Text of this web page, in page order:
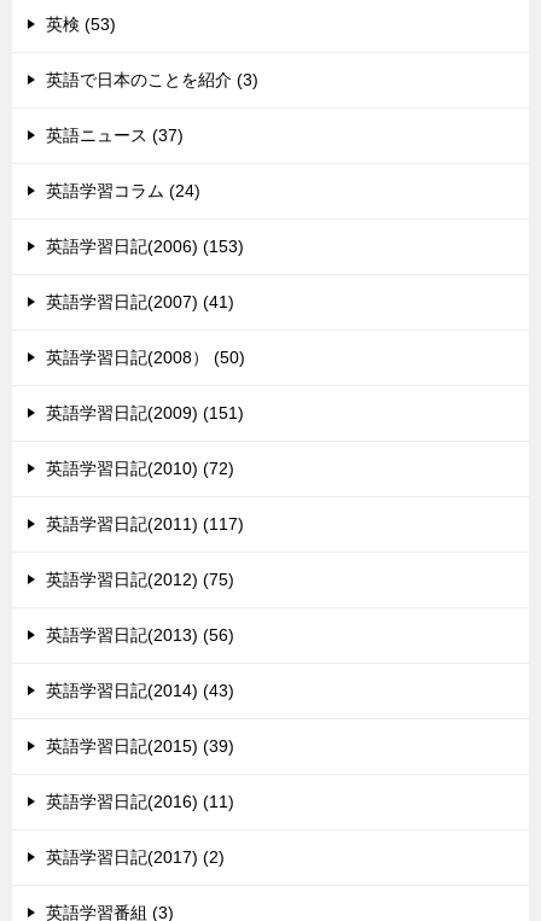
英検 (53)
英語で日本のことを紹介 (3)
英語ニュース (37)
英語学習コラム (24)
英語学習日記(2006) (153)
英語学習日記(2007) (41)
英語学習日記(2008） (50)
英語学習日記(2009) (151)
英語学習日記(2010) (72)
英語学習日記(2011) (117)
英語学習日記(2012) (75)
英語学習日記(2013) (56)
英語学習日記(2014) (43)
英語学習日記(2015) (39)
英語学習日記(2016) (11)
英語学習日記(2017) (2)
英語学習番組 (3)